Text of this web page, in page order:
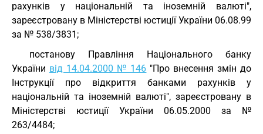
рахунків у національній та іноземній валюті",
зареєстровану в Міністерстві юстиції України 06.08.99
за № 538/3831;
постанову Правління Національного банку
України від 14.04.2000 № 146 "Про внесення змін до
Інструкції про відкриття банками рахунків у
національній та іноземній валюті", зареєстровану в
Міністерстві юстиції України 06.05.2000 за №
263/4484;